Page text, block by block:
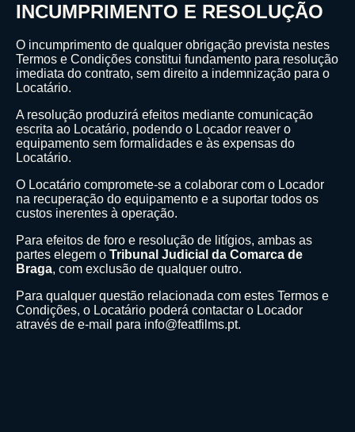
INCUMPRIMENTO E RESOLUÇÃO
O incumprimento de qualquer obrigação prevista nestes
Termos e Condições constitui fundamento para resolução
imediata do contrato, sem direito a indemnização para o
Locatário.
A resolução produzirá efeitos mediante comunicação
escrita ao Locatário, podendo o Locador reaver o
equipamento sem formalidades e às expensas do
Locatário.
O Locatário compromete-se a colaborar com o Locador
na recuperação do equipamento e a suportar todos os
custos inerentes à operação.
Para efeitos de foro e resolução de litígios, ambas as
partes elegem o Tribunal Judicial da Comarca de
Braga, com exclusão de qualquer outro.
Para qualquer questão relacionada com estes Termos e
Condições, o Locatário poderá contactar o Locador
através de e-mail para info@featfilms.pt.